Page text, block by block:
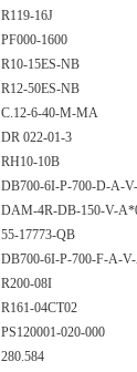
R119-16J
PF000-1600
R10-15ES-NB
R12-50ES-NB
C.12-6-40-M-MA
DR 022-01-3
RH10-10B
DB700-6I-P-700-D-A-
DAM-4R-DB-150-V-
55-17773-QB
DB700-6I-P-700-F-A-
R200-08I
R161-04CT02
PS120001-020-000
280.584